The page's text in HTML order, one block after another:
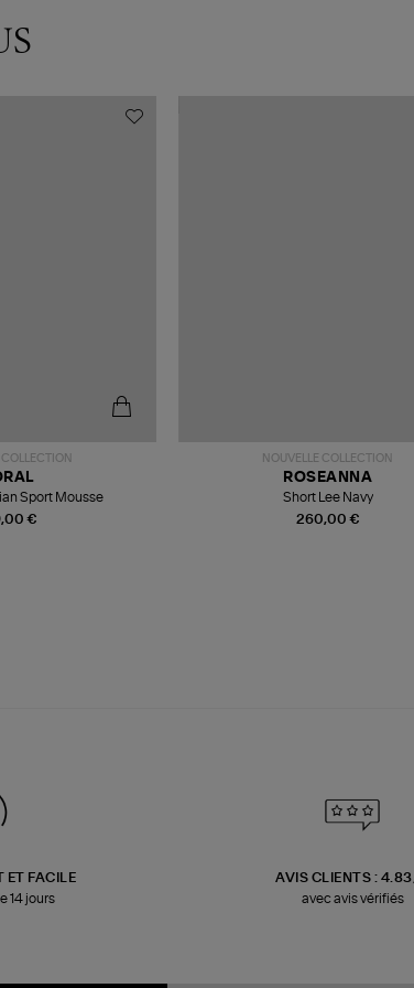
€
Sport Mousse
NOUVELLE COLLECTION
260,00 €
ROSEANNA
Short Lee Navy
ET FACILE
14 jours
AVIS CLIENTS :
avec avis vérifiés